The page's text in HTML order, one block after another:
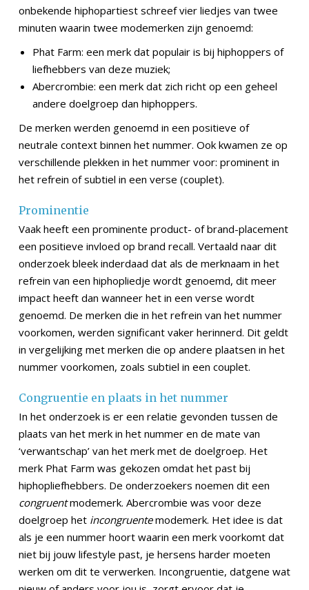
onbekende hiphopartiest schreef vier liedjes van twee
minuten waarin twee modemerken zijn genoemd:
Phat Farm: een merk dat populair is bij hiphoppers of
liefhebbers van deze muziek;
Abercrombie: een merk dat zich richt op een geheel
andere doelgroep dan hiphoppers.
De merken werden genoemd in een positieve of
neutrale context binnen het nummer. Ook kwamen ze op
verschillende plekken in het nummer voor: prominent in
het refrein of subtiel in een verse (couplet).
Prominentie
Vaak heeft een prominente product- of brand-placement
een positieve invloed op brand recall. Vertaald naar dit
onderzoek bleek inderdaad dat als de merknaam in het
refrein van een hiphopliedje wordt genoemd, dit meer
impact heeft dan wanneer het in een verse wordt
genoemd. De merken die in het refrein van het nummer
voorkomen, werden significant vaker herinnerd. Dit geldt
in vergelijking met merken die op andere plaatsen in het
nummer voorkomen, zoals subtiel in een couplet.
Congruentie en plaats in het nummer
In het onderzoek is er een relatie gevonden tussen de
plaats van het merk in het nummer en de mate van
‘verwantschap’ van het merk met de doelgroep. Het
merk Phat Farm was gekozen omdat het past bij
hiphopliefhebbers. De onderzoekers noemen dit een
congruentmodemerk. Abercrombie was voor deze
doelgroep het incongruentemodemerk. Het idee is dat
als je een nummer hoort waarin een merk voorkomt dat
niet bij jouw lifestyle past, je hersens harder moeten
werken om dit te verwerken. Incongruentie, datgene wat